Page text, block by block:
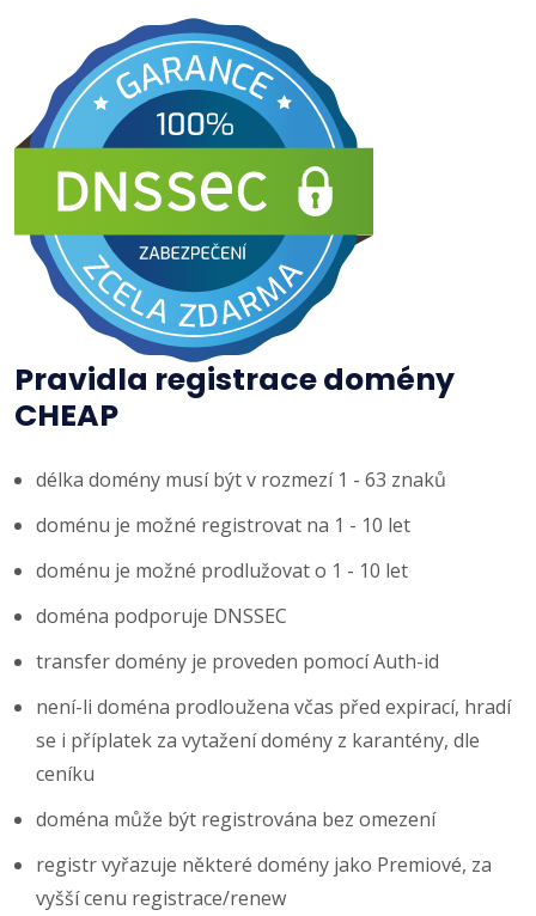
Pravidla registrace domény
CHEAP
délka domény musí být v rozmezí 1 - 63 znaků
doménu je možné registrovat na 1 - 10 let
doménu je možné prodlužovat o 1 - 10 let
doména podporuje DNSSEC
transfer domény je proveden pomocí Auth-id
není-li doména prodloužena včas před expirací, hradí
se i příplatek za vytažení domény z karantény, dle
ceníku
doména může být registrována bez omezení
registr vyřazuje některé domény jako Premiové, za
vyšší cenu registrace/renew